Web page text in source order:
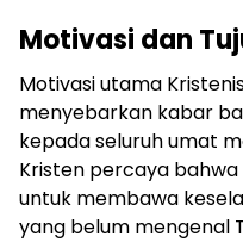
Motivasi dan
Motivasi utama
menyebarkan kabar
kepada seluruh umat
Kristen percaya
untuk membawa
yang belum mengenal